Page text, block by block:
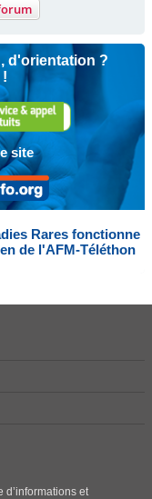
d'orientation ?
site
Rares fonctionne
de l'AFM-Téléthon
d’informations et